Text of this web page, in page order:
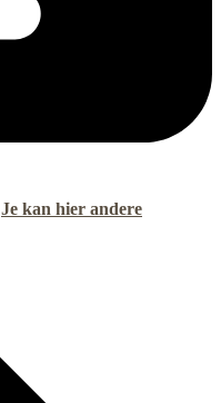
Je kan hier andere